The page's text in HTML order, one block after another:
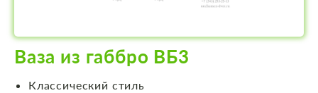
Ваза из габбро ВБ3
Классический стиль